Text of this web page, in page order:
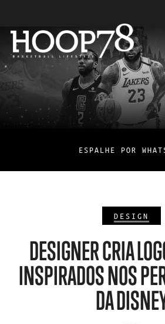
ESPALHE POR
DESIGN
DESIGNER CRIA
INSPIRADOS NOS
DA